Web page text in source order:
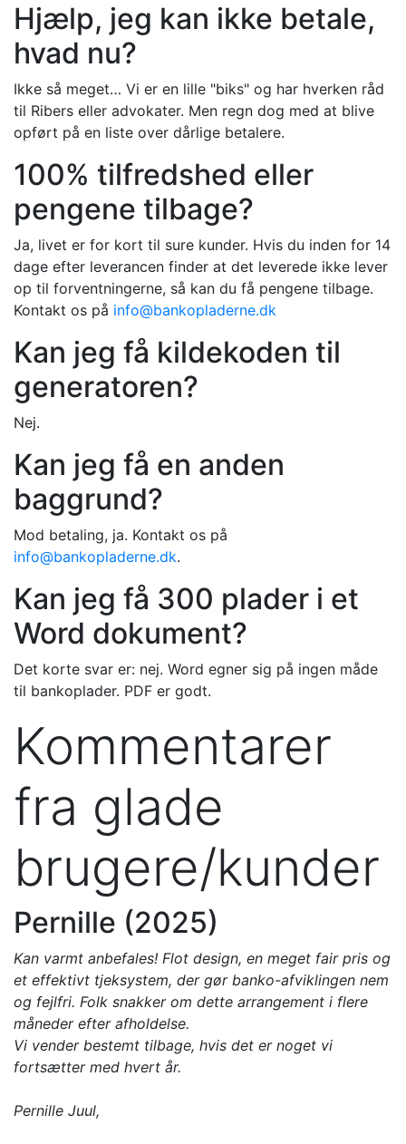
Hjælp, jeg kan ikke betale,
hvad nu?
Ikke så meget… Vi er en lille "biks" og har hverken råd
til Ribers eller advokater. Men regn dog med at blive
opført på en liste over dårlige betalere.
100% tilfredshed eller
pengene tilbage?
Ja, livet er for kort til sure kunder. Hvis du inden for 14
dage efter leverancen finder at det leverede ikke lever
op til forventningerne, så kan du få pengene tilbage.
Kontakt os på info@bankopladerne.dk
Kan jeg få kildekoden til
generatoren?
Nej.
Kan jeg få en anden
baggrund?
Mod betaling, ja. Kontakt os på
info@bankopladerne.dk.
Kan jeg få 300 plader i et
Word dokument?
Det korte svar er: nej. Word egner sig på ingen måde
til bankoplader. PDF er godt.
Kommentarer
fra glade
brugere/kunder
Pernille (2025)
Kan varmt anbefales! Flot design, en meget fair pris og
et effektivt tjeksystem, der gør banko-afviklingen nem
og fejlfri. Folk snakker om dette arrangement i flere
måneder efter afholdelse.
Vi vender bestemt tilbage, hvis det er noget vi
fortsætter med hvert år.
Pernille Juul,